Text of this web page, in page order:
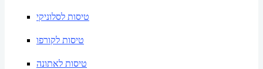
טיסות לסלוניקי
טיסות לקורפו
טיסות לאתונה